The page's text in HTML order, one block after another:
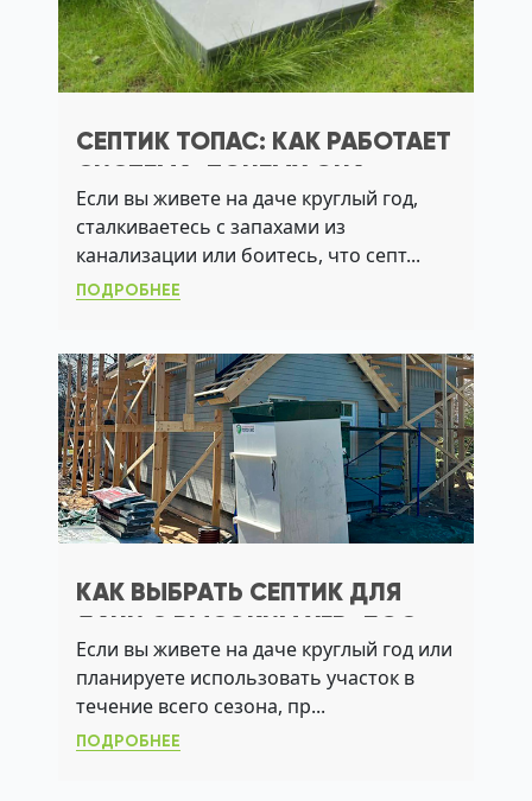
СЕПТИК ТОПАС: КАК РАБОТАЕТ
СИСТЕМА, ПОЧЕМУ ОНА
ПОДХОДИТ ДЛЯ ДАЧИ С
ВЫСОКИМ УГВ
Если вы живете на даче круглый год,
сталкиваетесь с запахами из
канализации или боитесь, что септ...
ПОДРОБНЕЕ
КАК ВЫБРАТЬ СЕПТИК ДЛЯ
ДАЧИ С ВЫСОКИМ УГВ: ЛОС,
АЭРАЦИЯ И АКТИВНЫЙ ИЛ
Если вы живете на даче круглый год или
планируете использовать участок в
течение всего сезона, пр...
ПОДРОБНЕЕ